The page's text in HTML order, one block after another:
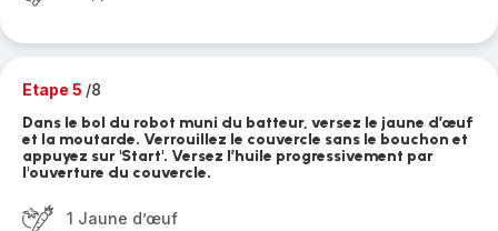
Etape 5 /8
Dans le bol du robot muni du batteur, versez le jaune d’œuf
et la moutarde. Verrouillez le couvercle sans le bouchon et
appuyez sur 'Start'. Versez l’huile progressivement par
l'ouverture du couvercle.
1 Jaune d’œuf